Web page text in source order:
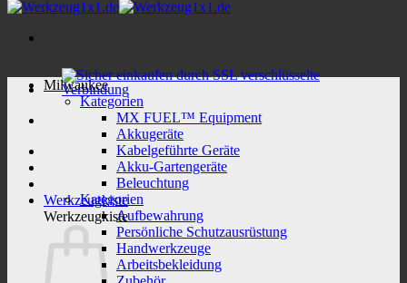
Werkzeugkiste
Werkzeugkiste
Milwaukee
Kategorien
MX FUEL™ Equipment
Akkugeräte
Kabelgeführte Geräte
Akku-Gartengeräte
Beleuchtung
Kategorien
Aufbewahrung
Persönliche Schutzausrüstung
Handwerkzeuge
Arbeitsbekleidung